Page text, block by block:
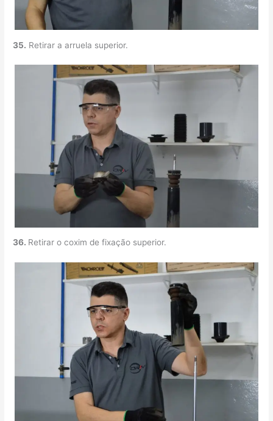
35. Retirar a arruela superior.
36. Retirar o coxim de fixação superior.